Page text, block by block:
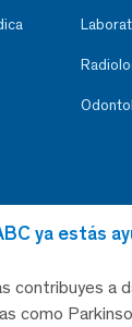
ya estás
contribuyes a
como